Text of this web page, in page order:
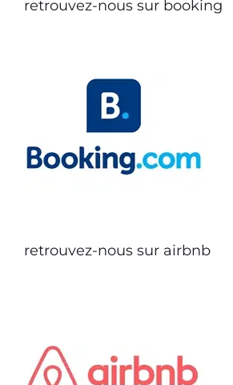
retrouvez-nous sur booking
retrouvez-nous sur airbnb